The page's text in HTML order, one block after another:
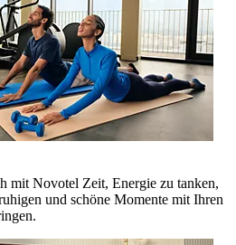
mit Novotel Zeit, Energie zu tanken,
und schöne Momente mit Ihren